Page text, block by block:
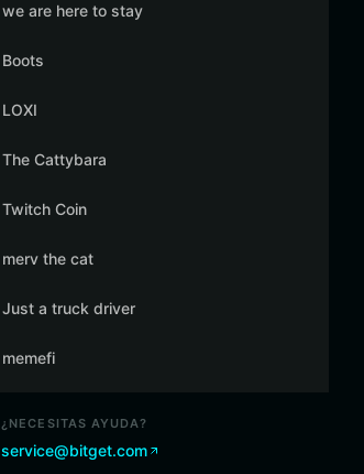
we are here to stay
Boots
LOXI
The Cattybara
Twitch Coin
merv the cat
Just a truck driver
memefi
¿NECESITAS AYUDA?
service@bitget.com